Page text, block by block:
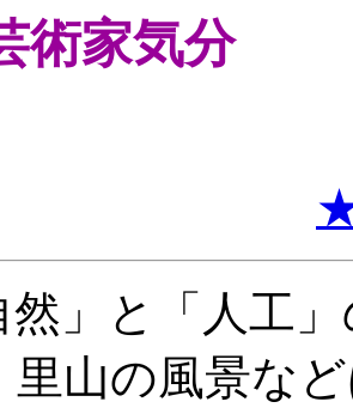
家気分
」と「人工
里山の風景な